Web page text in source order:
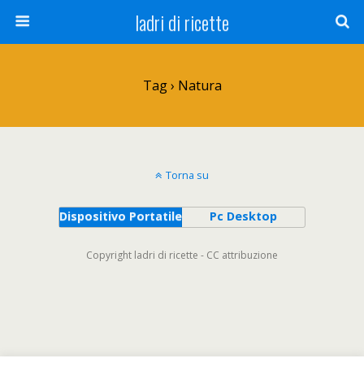
ladri di ricette
Tag › Natura
Torna su
Dispositivo Portatile Pc Desktop
Copyright ladri di ricette - CC attribuzione